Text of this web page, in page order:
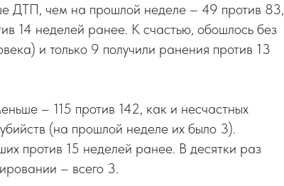
ДТП, чем на прошлой неделе – 49 против 83,
14 неделей ранее. К счастью, обошлось без
и только 9 получили ранения против 13
– 115 против 142, как и несчастных
(на прошлой неделе их было 3).
против 15 неделей ранее. В десятки раз
– всего 3.